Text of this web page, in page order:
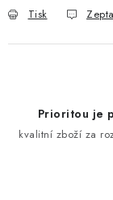
Tisk
Prioritou je
kvalitní zboží za